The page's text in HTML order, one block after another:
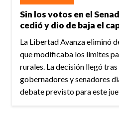
Sin los votos en el
cedió y dio de baja el
La Libertad Avanza eliminó
que modificaba los límites
rurales. La decisión llegó
gobernadores y senadores
debate previsto para este